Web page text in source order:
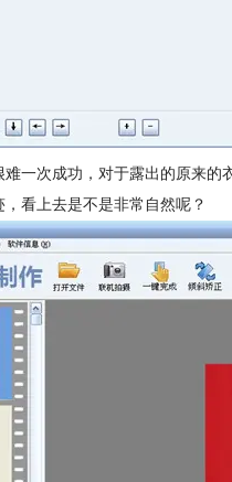
难一次成功，对于露出的原来
看上去是不是非常自然呢？